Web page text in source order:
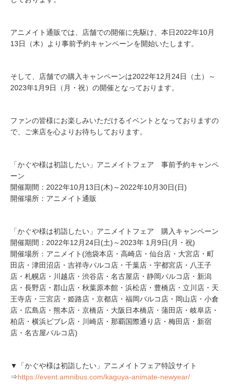
アニメイト通販では、店舗での開催に先駆け、本日2022年10月
13日（木）より事前予約キャンペーンを開始いたします。
そして、店舗での購入キャンペーンは2022年12月24日（土）～
2023年1月9日（月・祝）の開催となっております。
ファンの皆様にお楽しみいただけるイベントとなっておりますの
で、ご来店を心よりお待ちしております。
「かぐや様は初詣したい」アニメイトフェア 事前予約キャンペ
ーン
開催期間：2022年10月13日(木)～2022年10月30日(日)
開催場所：アニメイト通販
「かぐや様は初詣したい」アニメイトフェア 購入キャンペーン
開催期間：2022年12月24日(土)～2023年 1月9日(月・祝)
開催場所：アニメイト(池袋本店・高崎店・仙台店・大宮店・町
田店・津田沼店・吉祥寺パルコ店・千葉店・宇都宮店・八王子
店・札幌店・川越店・渋谷店・名古屋店・静岡パルコ店・新潟
店・長野店・郡山店・秋葉原本館・浜松店・豊橋店・立川店・天
王寺店・三宮店・姫路店・京都店・福岡パルコ店・岡山店・小倉
店・広島店・熊本店・京橋店・大阪日本橋店・蒲田店・岐阜店・
柏店・横浜ビブレ店・川崎店・那覇国際通り店・梅田店・新宿
店・名古屋パルコ店)
▼「かぐや様は初詣したい」アニメイトフェア特設サイト
⇒https://event.amnibus.com/kaguya-animate-newyear/